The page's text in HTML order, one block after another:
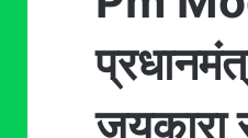
जयकारा